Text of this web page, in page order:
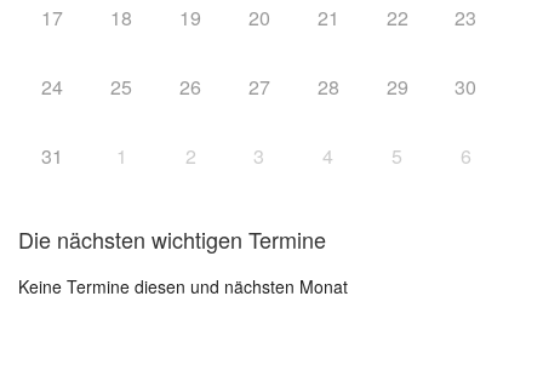
17 18 19 20 21 22 23
24 25 26 27 28 29 30
31 1 2 3 4 5 6
Die nächsten wichtigen Termine
Keine Termine diesen und nächsten Monat